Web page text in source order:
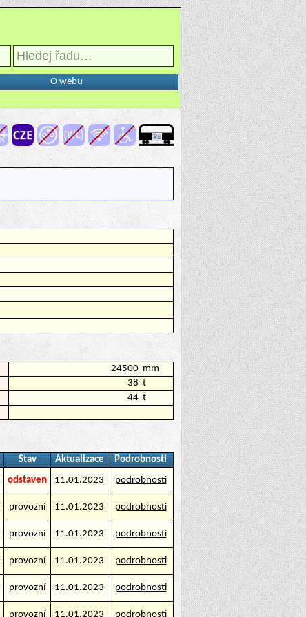
O webu
24500 mm
38 t
44 t
Stav Aktualizace
Podrobnosti
odstaven 11.01.2023
podrobnosti
provozní 11.01.2023
podrobnosti
provozní 11.01.2023
podrobnosti
provozní 11.01.2023
podrobnosti
provozní 11.01.2023
podrobnosti
provozní 11.01.2023 podrobnosti